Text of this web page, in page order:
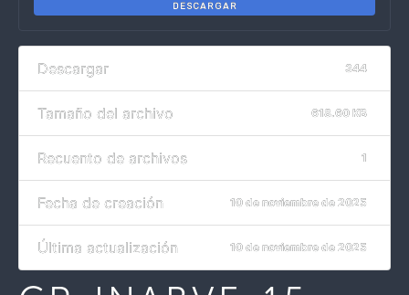
DESCARGAR
Descargar 344
Tamaño del archivo 618.60 KB
Recuento de archivos 1
Fecha de creación 10 de noviembre de 2025
Última actualización 10 de noviembre de 2025